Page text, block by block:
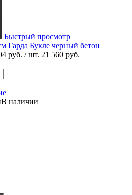
Быстрый просмотр
Гарда Букле черный бетон
руб. / шт. 21 560 руб.
В наличии